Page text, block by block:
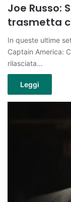
Joe Russo:
trasmetta
In queste ultime
Captain America:
rilasciata…
Leggi